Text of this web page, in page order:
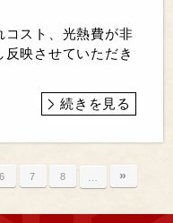
コスト、光熱費が非
映させていただき
続きを見る
6 7 8 »